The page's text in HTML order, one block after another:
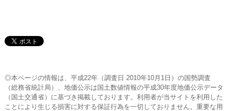
◎本ページの情報は、平成22年（調査日 2010年10月1日）の国勢調査
（総務省統計局）、地価公示は国土数値情報の平成30年度地価公示データ
（国土交通省）に基づき掲載しております。利用者が当サイトを利用した
ことにより生じる損害に対する保証行為を一切しておりません。重要な用